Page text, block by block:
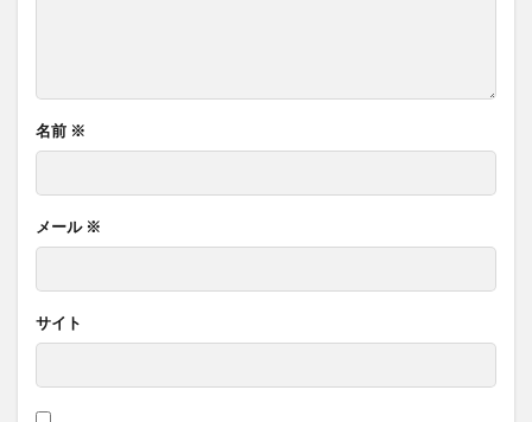
名前 ※
メール ※
サイト